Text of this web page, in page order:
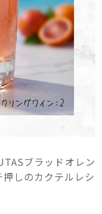
ブラッドオレン
しのカクテルレシ